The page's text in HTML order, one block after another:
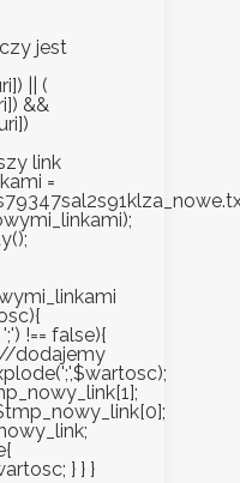
jest
|| (
&&
link
=
!== false){
dodajemy
} } }